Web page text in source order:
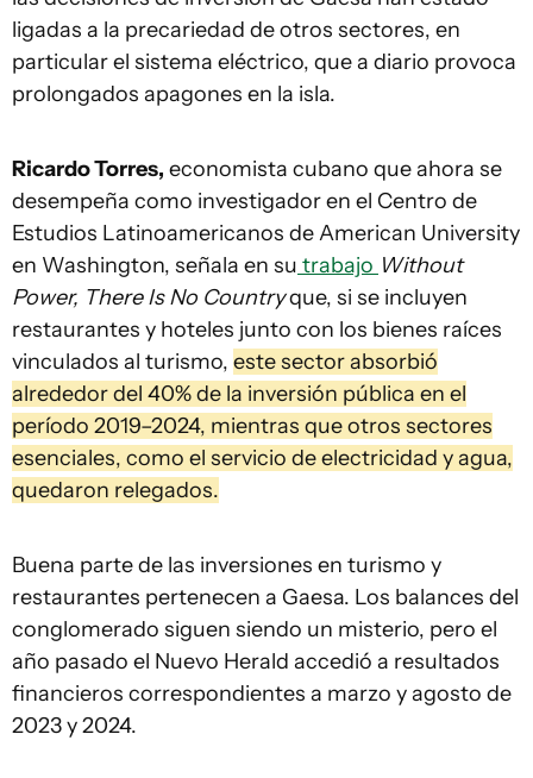
ligadas a la precariedad de otros sectores, en
particular el sistema eléctrico, que a diario provoca
prolongados apagones en la isla.
Ricardo Torres, economista cubano que ahora se
desempeña como investigador en el Centro de
Estudios Latinoamericanos de American University
en Washington, señala en su trabajo Without
Power, There Is No Countryque, si se incluyen
restaurantes y hoteles junto con los bienes raíces
vinculados al turismo, este sector absorbió
alrededor del 40% de la inversión pública en el
período 2019–2024, mientras que otros sectores
esenciales, como el servicio de electricidad y agua,
quedaron relegados.
Buena parte de las inversiones en turismo y
restaurantes pertenecen a Gaesa. Los balances del
conglomerado siguen siendo un misterio, pero el
año pasado el Nuevo Herald accedió a resultados
financieros correspondientes a marzo y agosto de
2023 y 2024.